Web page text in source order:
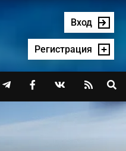
Вход
Регистрация
   